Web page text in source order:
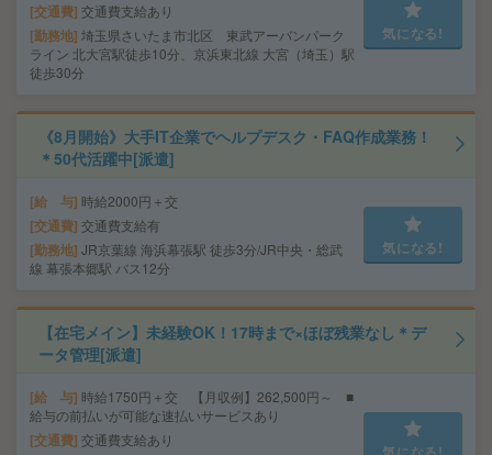
交通費 交通費支給あり
勤務地 埼玉県さいたま市北区 東武アーバンパーク
ライン 北大宮駅徒歩10分、京浜東北線 大宮（埼玉）駅
徒歩30分
気になる!
《8月開始》大手IT企業でヘルプデスク・FAQ作成業務！
＊50代活躍中[派遣]
給 与 時給2000円＋交
交通費 交通費支給有
勤務地 JR京葉線 海浜幕張駅 徒歩3分/JR中央・総武
線 幕張本郷駅 バス12分
気になる!
【在宅メイン】未経験OK！17時まで×ほぼ残業なし＊デ
ータ管理[派遣]
給 与 時給1750円＋交 【月収例】262,500円～ ■
給与の前払いが可能な速払いサービスあり
交通費 交通費支給あり